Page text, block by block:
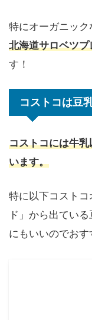
特にオーガニック
北海道サロベツ
す！
コストコは豆
コストコには牛
います。
特に以下コスト
ド」から出てい
にもいいのでおす